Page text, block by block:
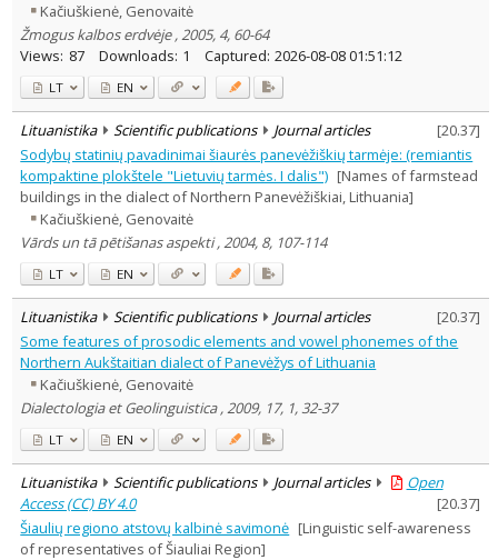
Kačiuškienė, Genovaitė
Žmogus kalbos erdvėje , 2005, 4, 60-64
Views: 87 Downloads: 1 Captured: 2026-08-08 01:51:12
LT EN
Lituanistika Scientific publications Journal articles [20.37]
Sodybų statinių pavadinimai šiaurės panevėžiškių tarmėje: (remiantis
kompaktine plokštele "Lietuvių tarmės. I dalis") [Names of farmstead
buildings in the dialect of Northern Panevėžiškiai, Lithuania]
Kačiuškienė, Genovaitė
Vārds un tā pētišanas aspekti , 2004, 8, 107-114
LT EN
Lituanistika Scientific publications Journal articles [20.37]
Some features of prosodic elements and vowel phonemes of the
Northern Aukštaitian dialect of Panevėžys of Lithuania
Kačiuškienė, Genovaitė
Dialectologia et Geolinguistica , 2009, 17, 1, 32-37
LT EN
Lituanistika Scientific publications Journal articles
Open
Access (CC) BY 4.0
[20.37]
Šiaulių regiono atstovų kalbinė savimonė [Linguistic self-awareness
of representatives of Šiauliai Region]